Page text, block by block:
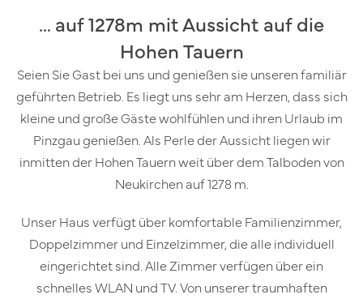
… auf 1278m mit Aussicht auf die
Hohen Tauern
Seien Sie Gast bei uns und genießen sie unseren familiär
geführten Betrieb. Es liegt uns sehr am Herzen, dass sich
kleine und große Gäste wohlfühlen und ihren Urlaub im
Pinzgau genießen. Als Perle der Aussicht liegen wir
inmitten der Hohen Tauern weit über dem Talboden von
Neukirchen auf 1278 m.
Unser Haus verfügt über komfortable Familienzimmer,
Doppelzimmer und Einzelzimmer, die alle individuell
eingerichtet sind. Alle Zimmer verfügen über ein
schnelles WLAN und TV. Von unserer traumhaften